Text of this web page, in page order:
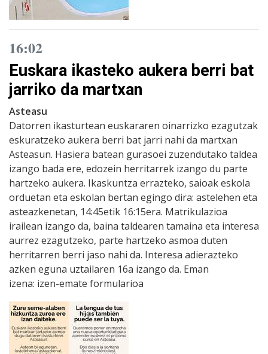
16:02
Euskara ikasteko aukera berri bat
jarriko da martxan
Asteasu
Datorren ikasturtean euskararen oinarrizko ezagutzak
eskuratzeko aukera berri bat jarri nahi da martxan
Asteasun. Hasiera batean gurasoei zuzendutako taldea
izango bada ere, edozein herritarrek izango du parte
hartzeko aukera. Ikaskuntza errazteko, saioak eskola
orduetan eta eskolan bertan egingo dira: astelehen eta
asteazkenetan, 14:45etik 16:15era. Matrikulazioa
irailean izango da, baina taldearen tamaina eta interesa
aurrez ezagutzeko, parte hartzeko asmoa duten
herritarren berri jaso nahi da. Interesa adierazteko
azken eguna uztailaren 16a izango da. Eman
izena: izen-emate formularioa